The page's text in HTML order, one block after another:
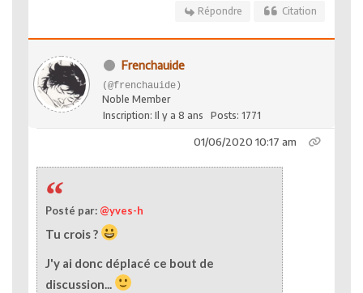
Répondre Citation
Frenchauide
(@frenchauide)
Noble Member
Inscription: Il y a 8 ans
Posts: 1771
01/06/2020 10:17 am
Posté par: @yves-h
Tu crois ?
J'y ai donc déplacé ce bout de
discussion...